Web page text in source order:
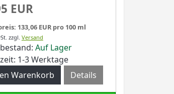
EUR
133,06 EUR pro 100 ml
zzgl. Versand
Auf Lager
1-3 Werktage
Details